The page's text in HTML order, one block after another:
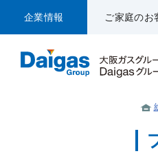
企業情報 ご家庭のお